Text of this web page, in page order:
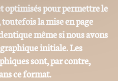
optimisés pour permettre le
la mise en page
même si nous avons
initiale. Les
sont, par contre,
ce format.